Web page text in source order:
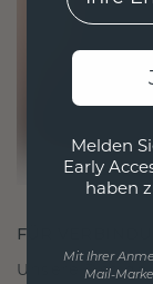
FÜR
Unsere
Melden
Early
haben
Mit Ihrer
Mail-